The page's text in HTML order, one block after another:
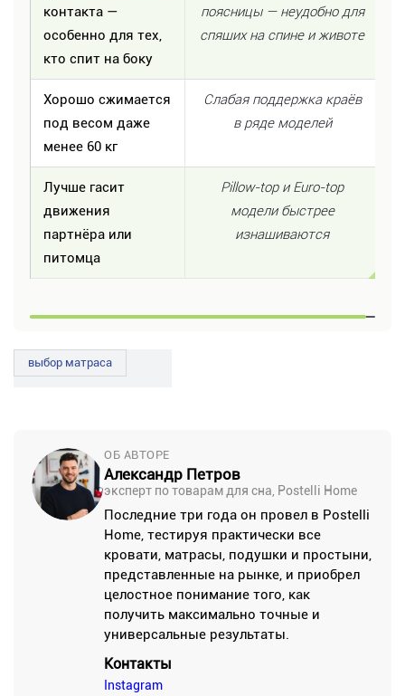
контакта —
особенно для тех,
кто спит на боку
поясницы — неудобно для
спящих на спине и животе
Хорошо сжимается
под весом даже
менее 60 кг
Слабая поддержка краёв
в ряде моделей
Лучше гасит
движения
партнёра или
питомца
Pillow-top и Euro-top
модели быстрее
изнашиваются
выбор матраса
ОБ АВТОРЕ
Александр Петров
эксперт по товарам для сна, Postelli Home
Последние три года он провел в Postelli
Home, тестируя практически все
кровати, матрасы, подушки и простыни,
представленные на рынке, и приобрел
целостное понимание того, как
получить максимально точные и
универсальные результаты.
Контакты
Instagram